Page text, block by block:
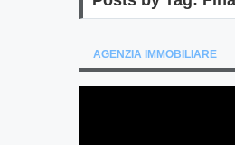
AGENZIA IMMOBILIARE